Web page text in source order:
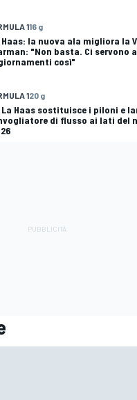
116 g
Haas: la nuova ala migliora la
"Non basta. Ci servono
così"
120 g
La Haas sostituisce i piloni e
di flusso ai lati del